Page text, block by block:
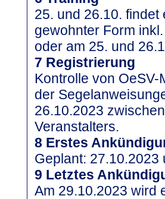
25. und 26.10.
gewohnter Form
oder am 25. und
7 Registrierung
Kontrolle von
der
26.10.2023
Veranstalters.
8 Erstes
Geplant: 27.10.2023
9 Letztes
Am 29.10.2023 wird